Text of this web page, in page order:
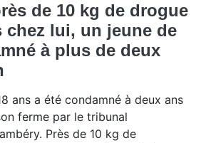
de 10 kg de drogue
chez lui, un jeune de
à plus de deux
ans a été condamné à deux ans
ferme par le tribunal
Près de 10 kg de